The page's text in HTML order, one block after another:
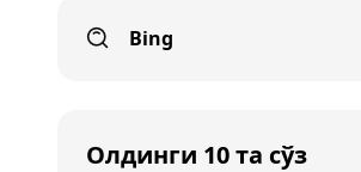
Bing
Олдинги 10 та сўз